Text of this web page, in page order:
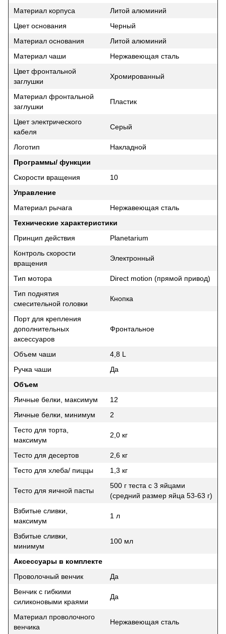
Материал корпуса
Литой алюминий
Цвет основания
Черный
Материал основания
Литой алюминий
Материал чаши
Нержавеющая сталь
Цвет фронтальной
заглушки
Хромированный
Материал фронтальной
заглушки
Пластик
Цвет электрического
кабеля
Серый
Логотип
Накладной
Программы/ функции
Скорости вращения
10
Управление
Материал рычага
Нержавеющая сталь
Технические характеристики
Принцип действия
Planetarium
Контроль скорости
вращения
Электронный
Тип мотора
Direct motion (прямой привод)
Тип поднятия
смесительной головки
Кнопка
Порт для крепления
дополнительных
аксессуаров
Фронтальное
Объем чаши
4,8 L
Ручка чаши
Да
Объем
Яичные белки, максимум
12
Яичные белки, минимум
2
Тесто для торта,
максимум
2,0 кг
Тесто для десертов
2,6 кг
Тесто для хлеба/ пиццы
1,3 кг
Тесто для яичной пасты
500 г теста с 3 яйцами
(средний размер яйца 53-63 г)
Взбитые сливки,
максимум
1 л
Взбитые сливки,
минимум
100 мл
Аксессуары в комплекте
Проволочный венчик
Да
Венчик с гибкими
силиконовыми краями
Да
Материал проволочного
венчика
Нержавеющая сталь